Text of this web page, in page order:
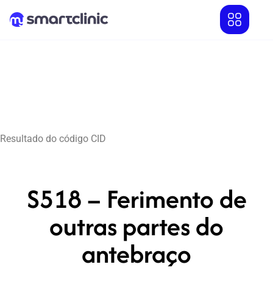
Resultado do código CID
S518 – Ferimento de
outras partes do
antebraço